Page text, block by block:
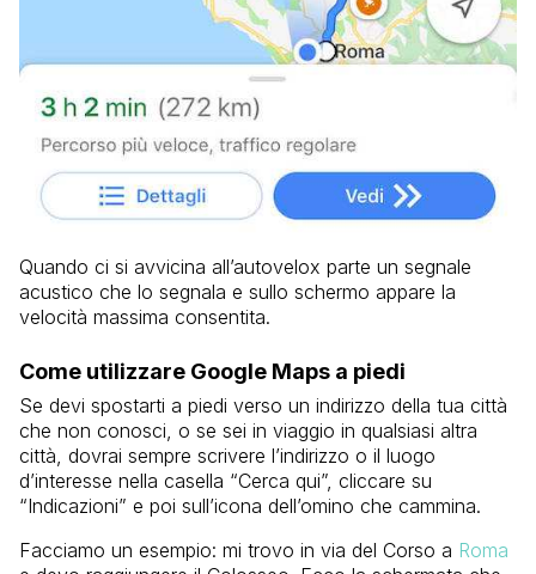
Quando ci si avvicina all’autovelox parte un segnale
acustico che lo segnala e sullo schermo appare la
velocità massima consentita.
Come utilizzare Google Maps a piedi
Se devi spostarti a piedi verso un indirizzo della tua città
che non conosci, o se sei in viaggio in qualsiasi altra
città, dovrai sempre scrivere l’indirizzo o il luogo
d’interesse nella casella “Cerca qui”, cliccare su
“Indicazioni” e poi sull’icona dell’omino che cammina.
Facciamo un esempio: mi trovo in via del Corso a Roma